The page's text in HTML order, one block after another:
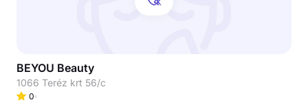
BEYOU Beauty
1066 Teréz krt 56/c
0